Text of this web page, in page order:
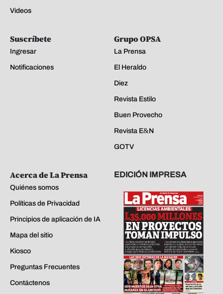
Videos
Suscríbete
Ingresar
Notificaciones
Grupo OPSA
La Prensa
El Heraldo
Diez
Revista Estilo
Buen Provecho
Revista E&N
GOTV
Acerca de La Prensa
Quiénes somos
Políticas de Privacidad
Principios de aplicación de IA
Mapa del sitio
Kiosco
Preguntas Frecuentes
Contáctenos
EDICIÓN IMPRESA